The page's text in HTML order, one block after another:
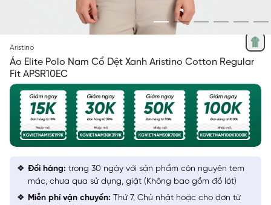
Aristino
Áo Elite Polo Nam Cổ Dệt Xanh Aristino Cotton Regular
Fit APSR10EC
Đổi hàng: trong 30 ngày với sản phẩm còn nguyên tem
mác, chưa qua sử dụng, giặt (Không bao gồm đồ lót)
Miễn phí vận chuyển: Thứ 7, Chủ nhật hoặc cho đơn từ